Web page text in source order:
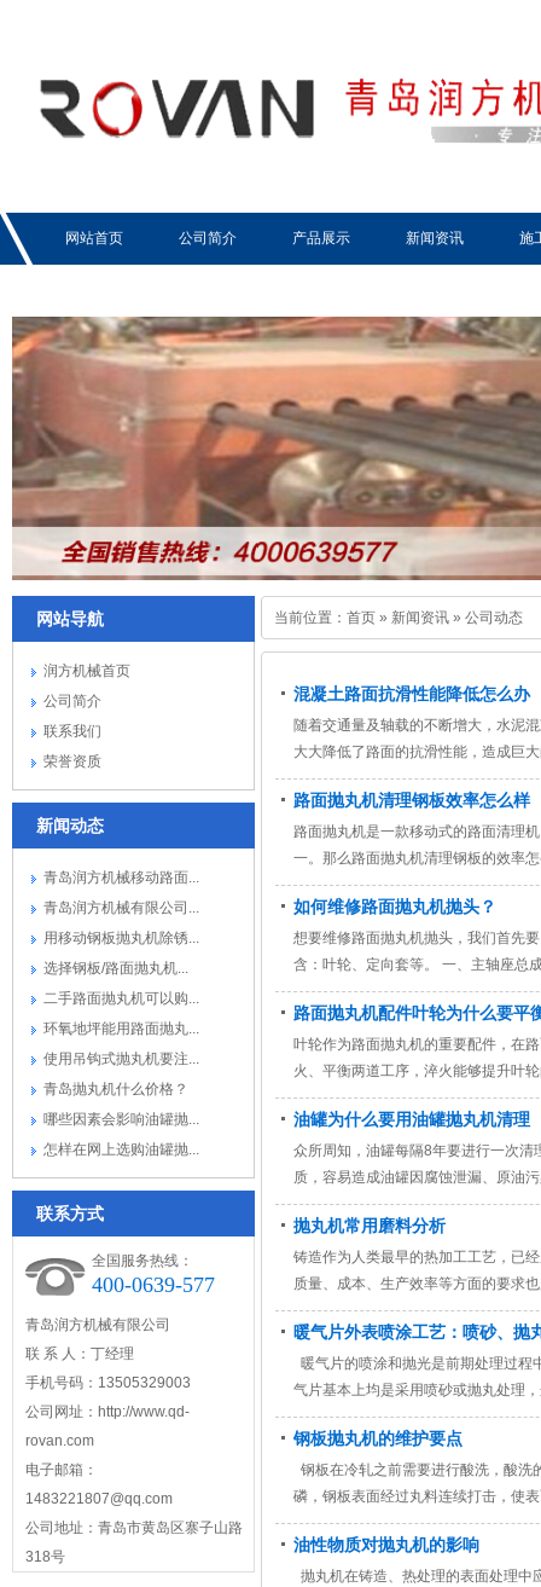
网站首页 公司简介 产品展示 新闻资讯 施
网站导航
润方机械首页
公司简介
联系我们
荣誉资质
新闻动态
青岛润方机械移动路面...
青岛润方机械有限公司...
用移动钢板抛丸机除锈...
选择钢板/路面抛丸机...
二手路面抛丸机可以购...
环氧地坪能用路面抛丸...
使用吊钩式抛丸机要注...
青岛抛丸机什么价格？
哪些因素会影响油罐抛...
怎样在网上选购油罐抛...
联系方式
全国服务热线：
400-0639-577
青岛润方机械有限公司
联 系 人：丁经理
手机号码：13505329003
公司网址：http://www.qd-
rovan.com
电子邮箱：
1483221807@qq.com
公司地址：青岛市黄岛区寨子山路
318号
当前位置： 首页 » 新闻资讯 » 公司动态
混凝土路面抗滑性能降低怎么办
随着交通量及轴载的不断增大，水泥
大大降低了路面的抗滑性能，造成巨
路面抛丸机清理钢板效率怎么样
路面抛丸机是一款移动式的路面清理
一。那么路面抛丸机清理钢板的效率
如何维修路面抛丸机抛头？
想要维修路面抛丸机抛头，我们首先
含：叶轮、定向套等。 一、主轴座总
路面抛丸机配件叶轮为什么要平
叶轮作为路面抛丸机的重要配件，在
火、平衡两道工序，淬火能够提升叶
油罐为什么要用油罐抛丸机清理
众所周知，油罐每隔8年要进行一次
质，容易造成油罐因腐蚀泄漏、原油
抛丸机常用磨料分析
铸造作为人类最早的热加工工艺，已
质量、成本、生产效率等方面的要求
暖气片外表喷涂工艺：喷砂、抛
暖气片的喷涂和抛光是前期处理过
气片基本上均是采用喷砂或抛丸处理
钢板抛丸机的维护要点
钢板在冷轧之前需要进行酸洗，酸洗
磷，钢板表面经过丸料连续打击，使
油性物质对抛丸机的影响
抛丸机在铸造、热处理的表面处理中